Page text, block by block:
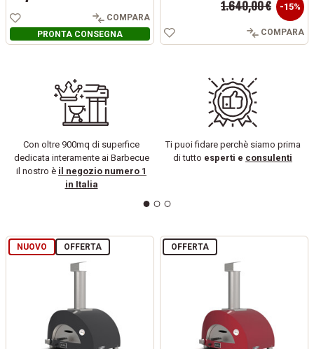
COMPARA
PRONTA CONSEGNA
1.640,00 € -15%
COMPARA
Con oltre 900mq di superfice
dedicata interamente ai Barbecue
il nostro è il negozio numero 1
in Italia
Ti puoi fidare perchè siamo prima
di tutto esperti e consulenti
NUOVO OFFERTA OFFERTA